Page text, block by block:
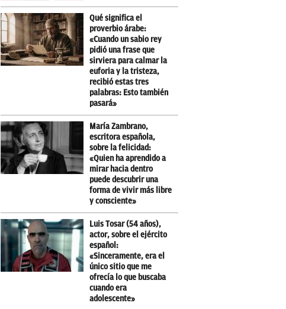
Qué significa el
proverbio árabe:
«Cuando un sabio rey
pidió una frase que
sirviera para calmar la
euforia y la tristeza,
recibió estas tres
palabras: Esto también
pasará»
María Zambrano,
escritora española,
sobre la felicidad:
«Quien ha aprendido a
mirar hacia dentro
puede descubrir una
forma de vivir más libre
y consciente»
Luis Tosar (54 años),
actor, sobre el ejército
español:
«Sinceramente, era el
único sitio que me
ofrecía lo que buscaba
cuando era
adolescente»